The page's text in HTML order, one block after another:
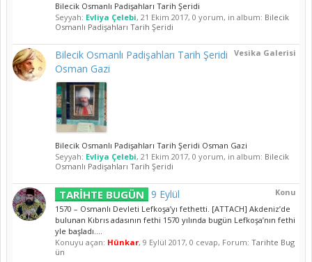
Bilecik Osmanlı Padişahları Tarih Şeridi
Seyyah: Evliya Çelebi, 21 Ekim 2017, 0 yorum, in album: Bilecik
Osmanlı Padişahları Tarih Şeridi
Vesika Galerisi
Bilecik Osmanlı Padişahları Tarih Şeridi
Osman Gazi
Bilecik Osmanlı Padişahları Tarih Şeridi Osman Gazi
Seyyah: Evliya Çelebi, 21 Ekim 2017, 0 yorum, in album: Bilecik
Osmanlı Padişahları Tarih Şeridi
Konu
TARİHTE BUGÜN 9 Eylül
1570 – Osmanlı Devleti Lefkoşa’yı fethetti. [ATTACH] Akdeniz’de
bulunan Kıbrıs adasının fethi 1570 yılında bugün Lefkoşa’nın fethi
yle başladı....
Konuyu açan: Hünkar, 9 Eylül 2017, 0 cevap, Forum: Tarihte Bug
ün